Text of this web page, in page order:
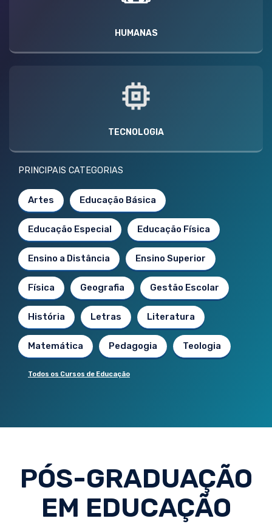
HUMANAS
TECNOLOGIA
PRINCIPAIS CATEGORIAS
Artes Educação Básica
Educação Especial Educação Física
Ensino a Distância Ensino Superior
Física Geografia Gestão Escolar
História Letras Literatura
Matemática Pedagogia Teologia
Todos os Cursos de Educação
PÓS-GRADUAÇÃO
EM EDUCAÇÃO